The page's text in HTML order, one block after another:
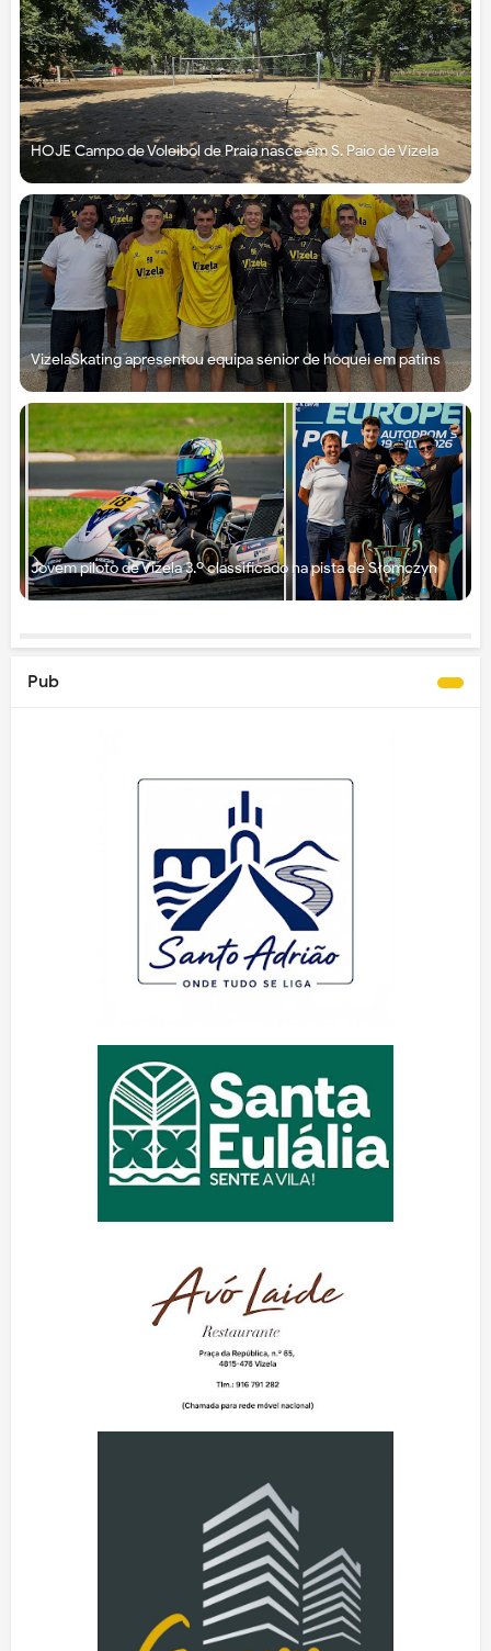
HOJE Campo de Voleibol de Praia nasce em S. Paio de Vizela
VizelaSkating apresentou equipa sénior de hóquei em patins
Jovem piloto de Vizela 3.º classificado na pista de Słomczyn
Pub